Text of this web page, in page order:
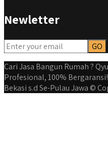
Newletter
Cari Jasa Bangun Rumah ?
Profesional, 100%
Bekasi s.d Se-Pulau Jawa ©